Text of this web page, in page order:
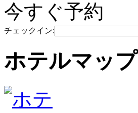
今すぐ予約
チェックイン:
ホテルマップ